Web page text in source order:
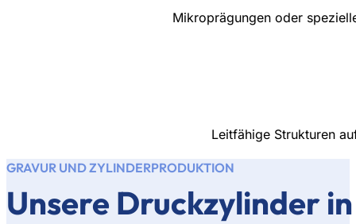
Mikroprägungen oder
Leitfähige Strukturen
GRAVUR UND ZYLINDERPRODUKTION
Unsere Druckzylinder